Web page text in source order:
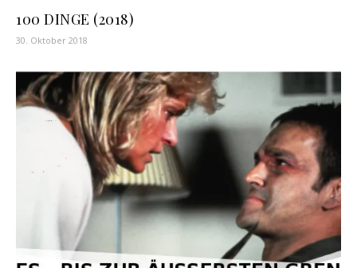
100 DINGE (2018)
30. Oktober 2018